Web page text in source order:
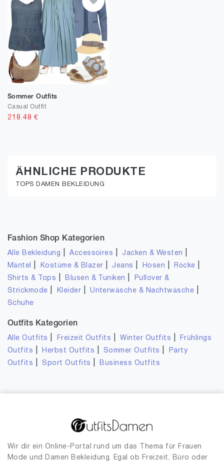
Sommer Outfits
Casual Outfit
218.48 €
ÄHNLICHE PRODUKTE
TOPS DAMEN BEKLEIDUNG
Fashion Shop Kategorien
Alle Bekleidung |Accessoires Jacken & Westen
Mäntel Kostüme & Blazer Jeans Hosen Röcke
Shirts & Tops Blusen & Tuniken
Pullover &
Strickmode
Kleider |Unterwäsche & Nachtwäsche
Schuhe
Outfits Kategorien
Alle Outfits Freizeit Outfits |Winter Outfits
Frühlings
Outfits
Herbst Outfits Sommer Outfits
Party
Outfits
Sport Outfits Business Outfits
Wir dir ein Online-Portal rund um das Thema für Frauen
Mode und Damen Bekleidung. Egal ob Freizeit, Büro oder